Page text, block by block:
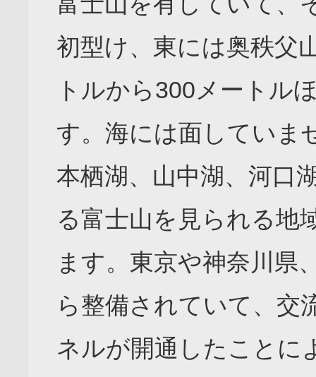
初型け、東には奥秩父
トルから300メートル
す。海には面していま
本栖湖、山中湖、河口
る富士山を見られる地
ます。東京や神奈川県
ら整備されていて、交
ネルが開通したことに